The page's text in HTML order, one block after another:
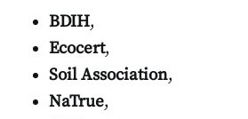
BDIH,
Ecocert,
Soil Association,
NaTrue,